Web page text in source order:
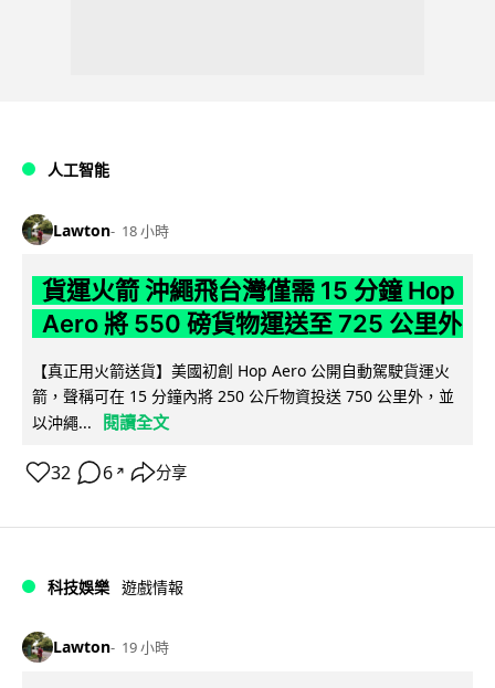
人工智能
Lawton 18 小時
貨運火箭 沖繩飛台灣僅需 15 分鐘 Hop
Aero 將 550 磅貨物運送至 725 公里外
【真正用火箭送貨】美國初創 Hop Aero 公開自動駕駛貨運火
箭，聲稱可在 15 分鐘內將 250 公斤物資投送 750 公里外，並
以沖繩...
閱讀全文
32 6 ↗ 分享
科技娛樂 遊戲情報
Lawton 19 小時